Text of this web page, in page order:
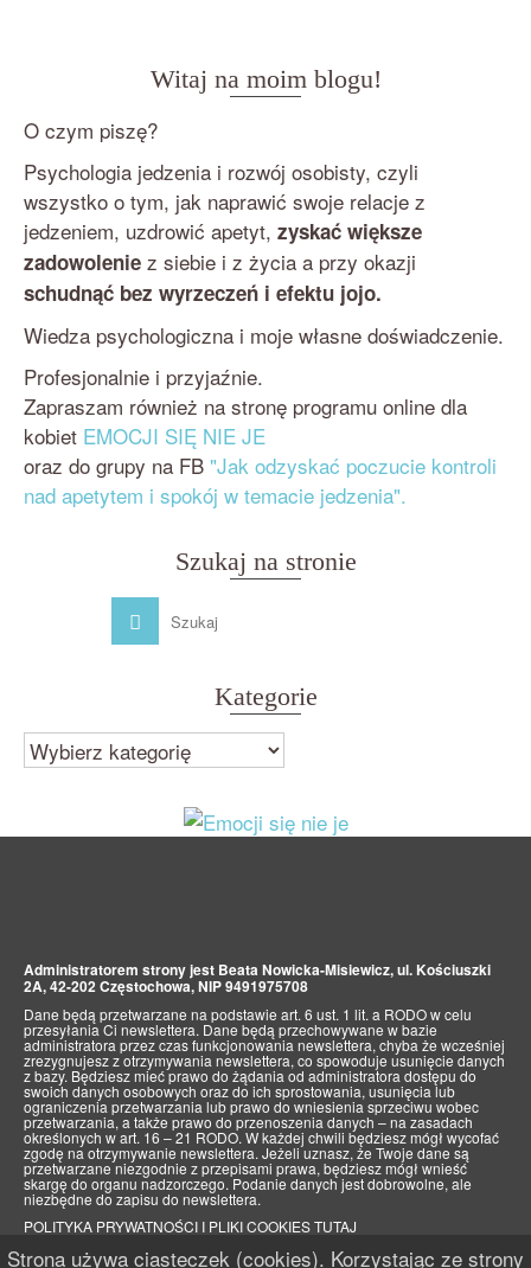
Witaj na moim blogu!
O czym piszę?
Psychologia jedzenia i rozwój osobisty, czyli
wszystko o tym, jak naprawić swoje relacje z
jedzeniem, uzdrowić apetyt, zyskać większe
zadowolenie z siebie i z życia a przy okazji
schudnąć bez wyrzeczeń i efektu jojo.
Wiedza psychologiczna i moje własne doświadczenie.
Profesjonalnie i przyjaźnie.
Zapraszam również na stronę programu online dla
kobiet EMOCJI SIĘ NIE JE
oraz do grupy na FB "Jak odzyskać poczucie kontroli
nad apetytem i spokój w temacie jedzenia".
Szukaj na stronie
Kategorie
Kategorie
Administratorem strony jest Beata Nowicka-Misiewicz, ul. Kościuszki
2A, 42-202 Częstochowa, NIP 9491975708
Dane będą przetwarzane na podstawie art. 6 ust. 1 lit. a RODO w celu
przesyłania Ci newslettera. Dane będą przechowywane w bazie
administratora przez czas funkcjonowania newslettera, chyba że wcześniej
zrezygnujesz z otrzymywania newslettera, co spowoduje usunięcie danych
z bazy. Będziesz mieć prawo do żądania od administratora dostępu do
swoich danych osobowych oraz do ich sprostowania, usunięcia lub
ograniczenia przetwarzania lub prawo do wniesienia sprzeciwu wobec
przetwarzania, a także prawo do przenoszenia danych – na zasadach
określonych w art. 16 – 21 RODO. W każdej chwili będziesz mógł wycofać
zgodę na otrzymywanie newslettera. Jeżeli uznasz, że Twoje dane są
przetwarzane niezgodnie z przepisami prawa, będziesz mógł wnieść
skargę do organu nadzorczego. Podanie danych jest dobrowolne, ale
niezbędne do zapisu do newslettera.
POLITYKA PRYWATNOŚCI I PLIKI COOKIES TUTAJ
Strona używa ciasteczek (cookies). Korzystając ze strony